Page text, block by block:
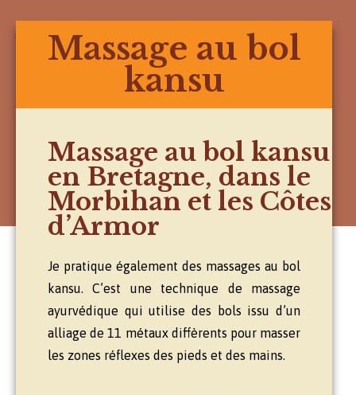
Massage au bol
kansu
Massage au bol kansu
en Bretagne, dans le
Morbihan et les Côtes
d’Armor
Je pratique également des massages au bol
kansu. C’est une technique de massage
ayurvédique qui utilise des bols issu d’un
alliage de 11 métaux diffèrents pour masser
les zones réflexes des pieds et des mains.